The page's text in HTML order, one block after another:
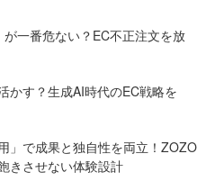
一番危ない？EC不正注文を放
かす？生成AI時代のEC戦略を
」で成果と独自性を両立！ZOZO
きさせない体験設計